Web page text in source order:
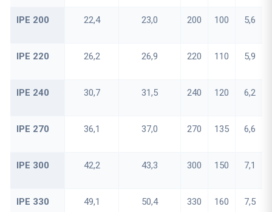
IPE 200 22,4 23,0 200 100 5,6
IPE 220 26,2 26,9 220 110 5,9
IPE 240 30,7 31,5 240 120 6,2
IPE 270 36,1 37,0 270 135 6,6
IPE 300 42,2 43,3 300 150 7,1
IPE 330 49,1 50,4 330 160 7,5